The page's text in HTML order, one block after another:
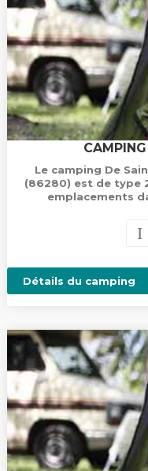
Le camping De
(86280) est de type
emplacements
Détails du camping